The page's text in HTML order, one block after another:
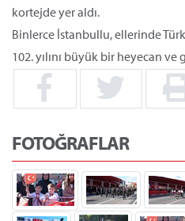
kortejde yer aldı.
Binlerce İstanbullu, ellerinde
102. yılını büyük bir heyecan ve
FOTOĞRAFLAR